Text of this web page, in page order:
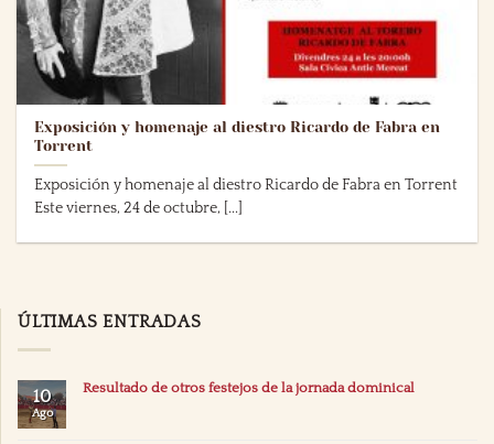
Exposición y homenaje al diestro Ricardo de Fabra en
Torrent
Exposición y homenaje al diestro Ricardo de Fabra en Torrent
Este viernes, 24 de octubre, [...]
ÚLTIMAS ENTRADAS
10
Ago
Resultado de otros festejos de la jornada dominical